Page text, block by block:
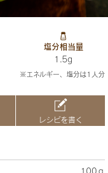
塩分相当量
1.5g
※エネルギー、塩分は1人分
レシピを書く
100ｇ